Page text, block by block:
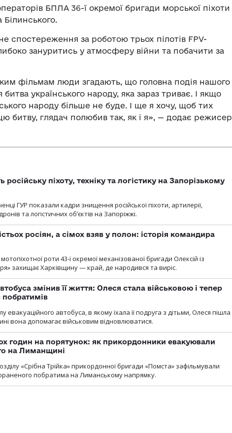
БПЛА 36-ї окремої бригади морської піхоти
спостереження за роботою трьох пілотів FPV-
зануритись у атмосферу війни та побачити за
фільмам люди згадають, що головна подія нашого
українського народу, яка зараз триває. І якщо
народу більше не буде. І ще я хочу, щоб тих
битву, глядач полюбив так, як і я», — додає режисер
російську піхоту, техніку та логістику на Запорізькому
ГУР показали кадри знищення російської піхоти, артилерії,
та логістичних об’єктів на Запоріжжі.
росіян, а сімох взяв у полон: історія командира
роти 43-ї окремої механізованої бригади Олексій із
захищає Харківщину — край, де народився та виріс.
змінив її життя: Олеся стала військовою і тепер
побратимів
евакуаційного автобуса, в якому їхала її подруга з дітьми, Олеся пішла
вона допомагає військовим відновлюватися.
годин на порятунок: як прикордонники евакуювали
на Лиманщині
«Срібна Трійка» прикордонної бригади «Помста» зафільмували
побратима на Лиманському напрямку.